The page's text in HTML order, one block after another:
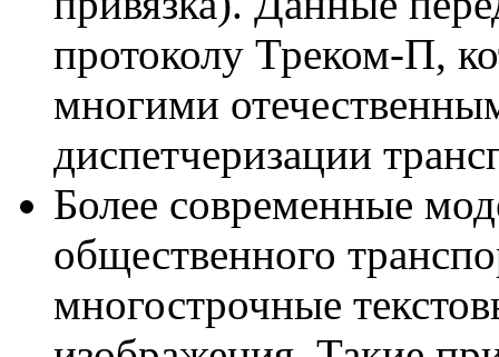
протоколу Треком-П,
многими
диспетчеризации
Более современные
общественного
многострочные